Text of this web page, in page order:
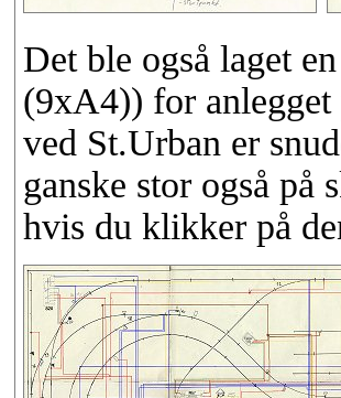
Det ble også laget
(9xA4)) for anlegget
ved St.Urban er
ganske stor også
hvis du klikker på